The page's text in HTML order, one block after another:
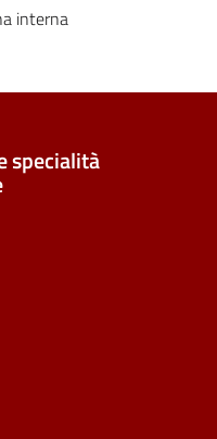
interna
specialità